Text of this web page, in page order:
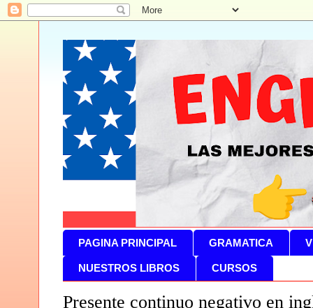
PAGINA PRINCIPAL GRAMATICA
NUESTROS LIBROS CURSOS
Presente continuo negativo en